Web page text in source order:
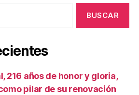
216 años de honor y gloria,
pilar de su renovación